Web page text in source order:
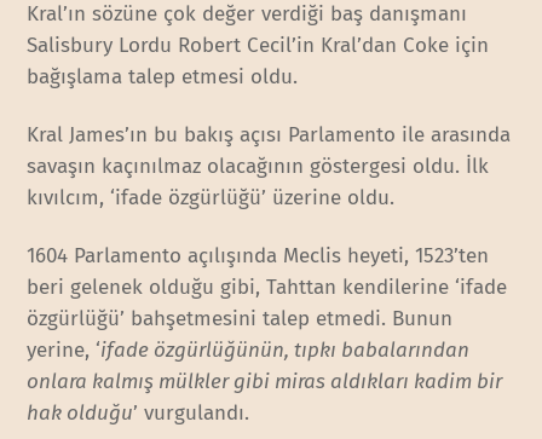
Kral’ın sözüne çok değer verdiği baş danışmanı
Salisbury Lordu Robert Cecil’in Kral’dan Coke için
bağışlama talep etmesi oldu.
Kral James’ın bu bakış açısı Parlamento ile arasında
savaşın kaçınılmaz olacağının göstergesi oldu. İlk
kıvılcım, ‘ifade özgürlüğü’ üzerine oldu.
1604 Parlamento açılışında Meclis heyeti, 1523’ten
beri gelenek olduğu gibi, Tahttan kendilerine ‘ifade
özgürlüğü’ bahşetmesini talep etmedi. Bunun
yerine, ‘ifade özgürlüğünün, tıpkı babalarından
onlara kalmış mülkler gibi miras aldıkları kadim bir
hak olduğu’ vurgulandı.